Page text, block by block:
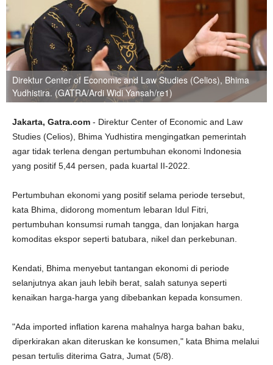
Direktur Center of Economic and Law Studies (Celios), Bhima
Yudhistira. (GATRA/Ardi Widi Yansah/re1)
Jakarta, Gatra.com - Direktur Center of Economic and Law
Studies (Celios), Bhima Yudhistira mengingatkan pemerintah
agar tidak terlena dengan pertumbuhan ekonomi Indonesia
yang positif 5,44 persen, pada kuartal II-2022.
Pertumbuhan ekonomi yang positif selama periode tersebut,
kata Bhima, didorong momentum lebaran Idul Fitri,
pertumbuhan konsumsi rumah tangga, dan lonjakan harga
komoditas ekspor seperti batubara, nikel dan perkebunan.
Kendati, Bhima menyebut tantangan ekonomi di periode
selanjutnya akan jauh lebih berat, salah satunya seperti
kenaikan harga-harga yang dibebankan kepada konsumen.
"Ada imported inflation karena mahalnya harga bahan baku,
diperkirakan akan diteruskan ke konsumen," kata Bhima melalui
pesan tertulis diterima Gatra, Jumat (5/8).